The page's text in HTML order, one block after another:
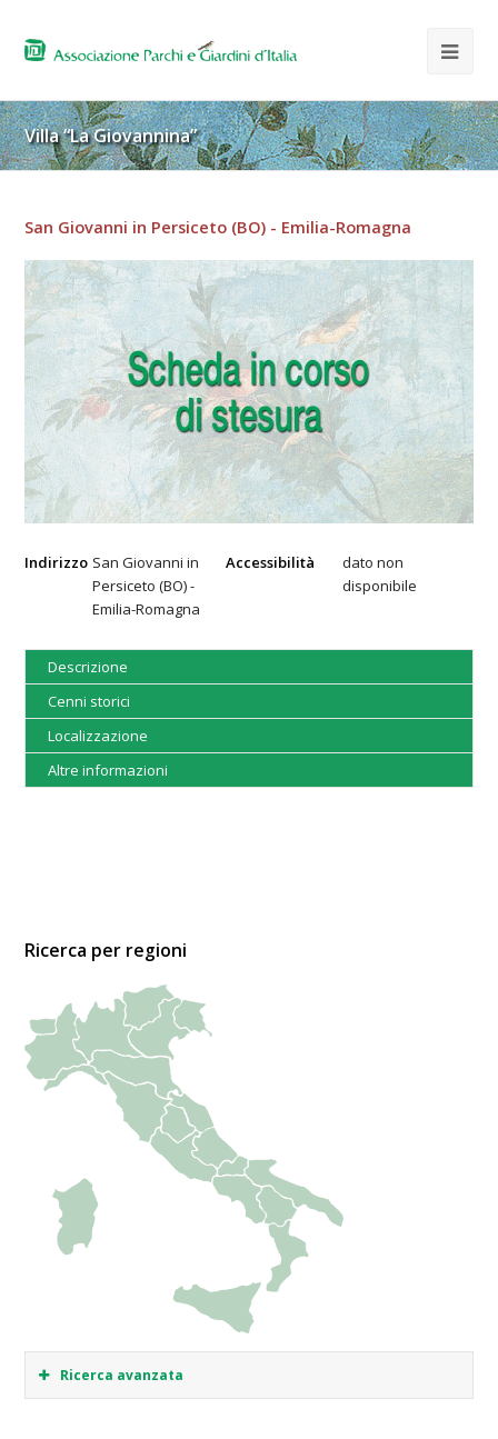
Villa “La Giovannina”
San Giovanni in Persiceto (BO) - Emilia-Romagna
Indirizzo San Giovanni in
Persiceto (BO) -
Emilia-Romagna
Accessibilità
dato non
disponibile
Descrizione
Cenni storici
Localizzazione
Altre informazioni
Ricerca per regioni
Ricerca avanzata